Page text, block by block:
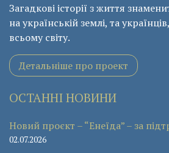
Загадкові історії з життя
на українській землі, та
всьому світу.
Детальніше про проект
ОСТАННІ НОВИНИ
Новий проєкт – “Енеїда” – за
02.07.2026